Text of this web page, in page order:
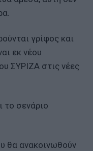
γρίφος και
εκ νέου
ΣΥΡΙΖΑ στις νέες
το σενάριο
θα ανακοινωθούν